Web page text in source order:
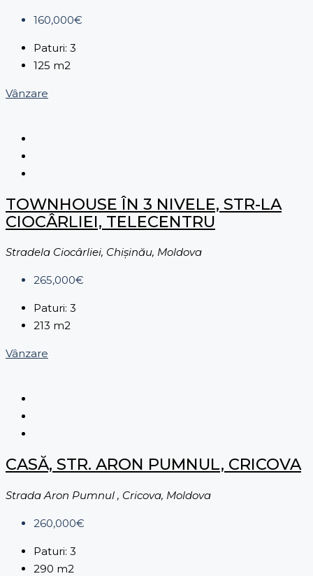
160,000€
Paturi: 3
125 m2
Vânzare
TOWNHOUSE ÎN 3 NIVELE, STR-LA
CIOCÂRLIEI, TELECENTRU
Stradela Ciocârliei, Chișinău, Moldova
265,000€
Paturi: 3
213 m2
Vânzare
CASĂ, STR. ARON PUMNUL, CRICOVA
Strada Aron Pumnul , Cricova, Moldova
260,000€
Paturi: 3
290 m2